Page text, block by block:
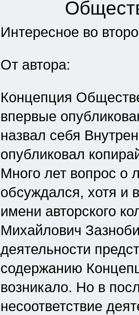
Интересное во
От автора:
Концепция
впервые
назвал себя
опубликовал
Много лет вопрос о
обсуждался, хотя и
имени авторского
Михайлович
деятельности
содержанию
возникало. Но в
несоответствие